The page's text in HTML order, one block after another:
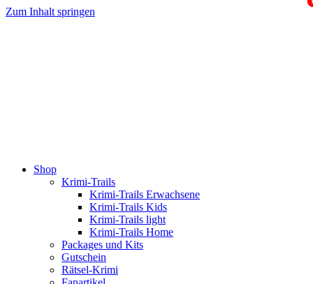
Zum Inhalt springen
Shop
Krimi-Trails
Krimi-Trails Erwachsene
Krimi-Trails Kids
Krimi-Trails light
Krimi-Trails Home
Packages und Kits
Gutschein
Rätsel-Krimi